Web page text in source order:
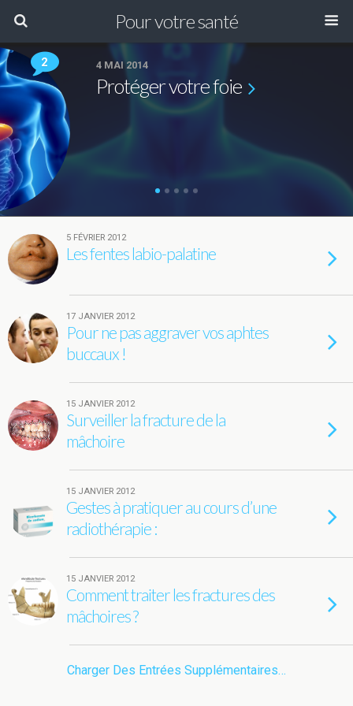
Pour votre santé
2 4 MAI 2014
Protéger votre foie
5 FÉVRIER 2012
Les fentes labio-palatine
17 JANVIER 2012
Pour ne pas aggraver vos aphtes
buccaux !
15 JANVIER 2012
Surveiller la fracture de la
mâchoire
15 JANVIER 2012
Gestes à pratiquer au cours d’une
radiothérapie :
15 JANVIER 2012
Comment traiter les fractures des
mâchoires ?
Charger Des Entrées Supplémentaires…